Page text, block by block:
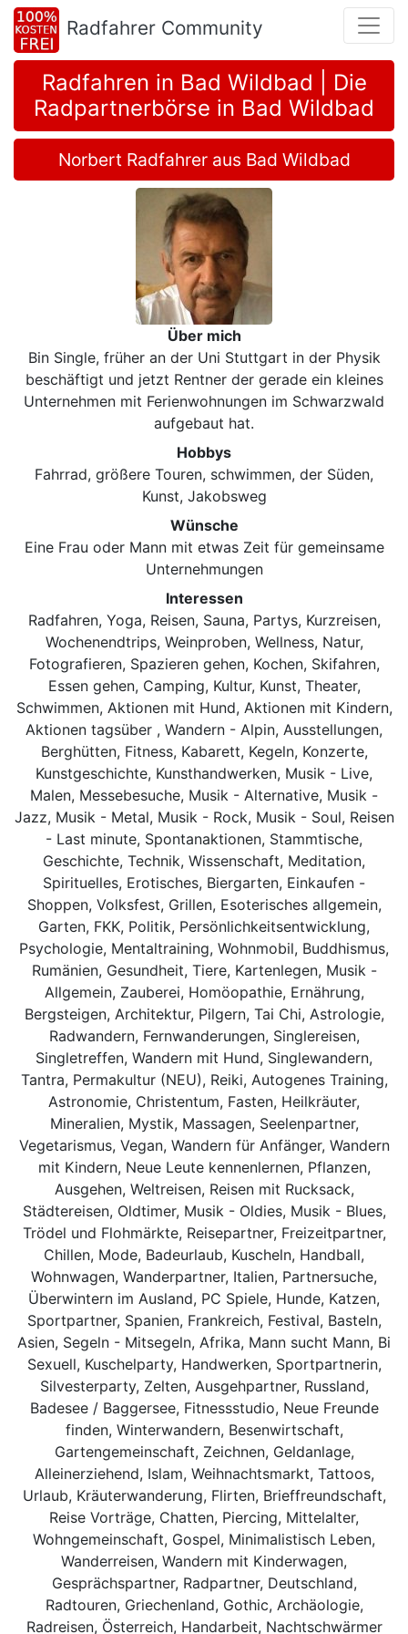
Radfahrer Community
Radfahren in Bad Wildbad | Die
Radpartnerbörse in Bad Wildbad
Norbert Radfahrer aus Bad Wildbad
Über mich
Bin Single, früher an der Uni Stuttgart in der Physik
beschäftigt und jetzt Rentner der gerade ein kleines
Unternehmen mit Ferienwohnungen im Schwarzwald
aufgebaut hat.
Hobbys
Fahrrad, größere Touren, schwimmen, der Süden,
Kunst, Jakobsweg
Wünsche
Eine Frau oder Mann mit etwas Zeit für gemeinsame
Unternehmungen
Interessen
Radfahren, Yoga, Reisen, Sauna, Partys, Kurzreisen,
Wochenendtrips, Weinproben, Wellness, Natur,
Fotografieren, Spazieren gehen, Kochen, Skifahren,
Essen gehen, Camping, Kultur, Kunst, Theater,
Schwimmen, Aktionen mit Hund, Aktionen mit Kindern,
Aktionen tagsüber , Wandern - Alpin, Ausstellungen,
Berghütten, Fitness, Kabarett, Kegeln, Konzerte,
Kunstgeschichte, Kunsthandwerken, Musik - Live,
Malen, Messebesuche, Musik - Alternative, Musik -
Jazz, Musik - Metal, Musik - Rock, Musik - Soul, Reisen
- Last minute, Spontanaktionen, Stammtische,
Geschichte, Technik, Wissenschaft, Meditation,
Spirituelles, Erotisches, Biergarten, Einkaufen -
Shoppen, Volksfest, Grillen, Esoterisches allgemein,
Garten, FKK, Politik, Persönlichkeitsentwicklung,
Psychologie, Mentaltraining, Wohnmobil, Buddhismus,
Rumänien, Gesundheit, Tiere, Kartenlegen, Musik -
Allgemein, Zauberei, Homöopathie, Ernährung,
Bergsteigen, Architektur, Pilgern, Tai Chi, Astrologie,
Radwandern, Fernwanderungen, Singlereisen,
Singletreffen, Wandern mit Hund, Singlewandern,
Tantra, Permakultur (NEU), Reiki, Autogenes Training,
Astronomie, Christentum, Fasten, Heilkräuter,
Mineralien, Mystik, Massagen, Seelenpartner,
Vegetarismus, Vegan, Wandern für Anfänger, Wandern
mit Kindern, Neue Leute kennenlernen, Pflanzen,
Ausgehen, Weltreisen, Reisen mit Rucksack,
Städtereisen, Oldtimer, Musik - Oldies, Musik - Blues,
Trödel und Flohmärkte, Reisepartner, Freizeitpartner,
Chillen, Mode, Badeurlaub, Kuscheln, Handball,
Wohnwagen, Wanderpartner, Italien, Partnersuche,
Überwintern im Ausland, PC Spiele, Hunde, Katzen,
Sportpartner, Spanien, Frankreich, Festival, Basteln,
Asien, Segeln - Mitsegeln, Afrika, Mann sucht Mann, Bi
Sexuell, Kuschelparty, Handwerken, Sportpartnerin,
Silvesterparty, Zelten, Ausgehpartner, Russland,
Badesee / Baggersee, Fitnessstudio, Neue Freunde
finden, Winterwandern, Besenwirtschaft,
Gartengemeinschaft, Zeichnen, Geldanlage,
Alleinerziehend, Islam, Weihnachtsmarkt, Tattoos,
Urlaub, Kräuterwanderung, Flirten, Brieffreundschaft,
Reise Vorträge, Chatten, Piercing, Mittelalter,
Wohngemeinschaft, Gospel, Minimalistisch Leben,
Wanderreisen, Wandern mit Kinderwagen,
Gesprächspartner, Radpartner, Deutschland,
Radtouren, Griechenland, Gothic, Archäologie,
Radreisen, Österreich, Handarbeit, Nachtschwärmer